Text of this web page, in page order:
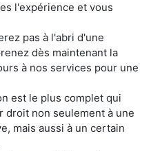
l'expérience et vous
pas à l'abri d'une
dès maintenant la
à nos services pour une
est le plus complet qui
droit non seulement à une
mais aussi à un certain